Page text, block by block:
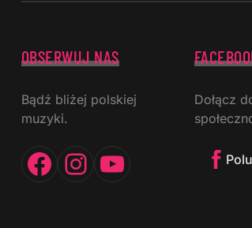
OBSERWUJ NAS
Bądź bliżej polskiej
muzyki.
Facebook
Instagram
YouTube
Dołącz